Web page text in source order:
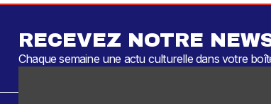
RECEVEZ NOTRE
Chaque semaine une actu culturelle dans votre